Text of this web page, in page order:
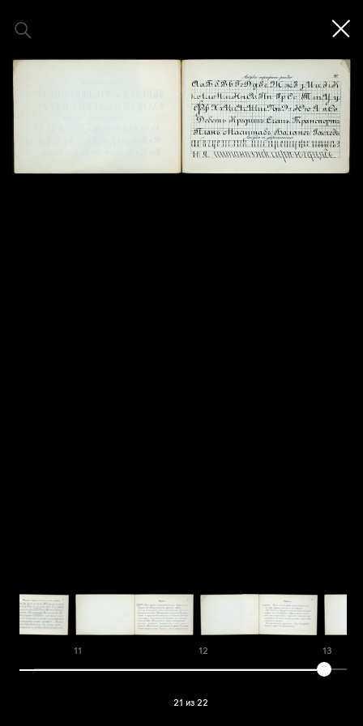
11 12 13
21 из 22